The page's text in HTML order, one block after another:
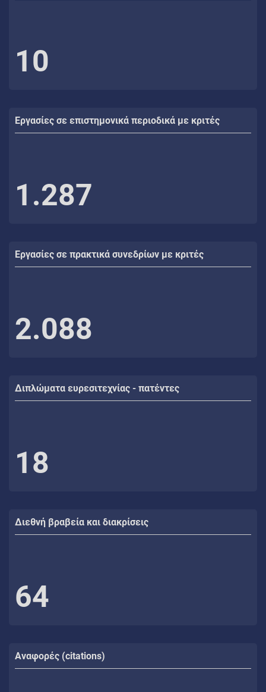
10
Εργασίες σε επιστημονικά περιοδικά με κριτές
1.287
Εργασίες σε πρακτικά συνεδρίων με κριτές
2.088
Διπλώματα ευρεσιτεχνίας - πατέντες
18
Διεθνή βραβεία και διακρίσεις
64
Αναφορές (citations)